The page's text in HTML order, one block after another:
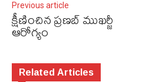
Previous article
క్షీణించిన ప్రణబ్ ముఖర్జీ
ఆరోగ్యం
Related Articles